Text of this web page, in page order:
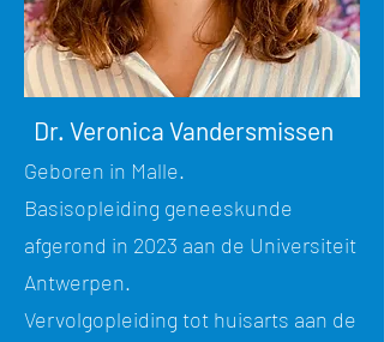
Dr. Veronica Vandersmissen
Geboren in Malle.
Basisopleiding geneeskunde
afgerond in 2023 aan de Universiteit
Antwerpen.
Vervolgopleiding tot huisarts aan de